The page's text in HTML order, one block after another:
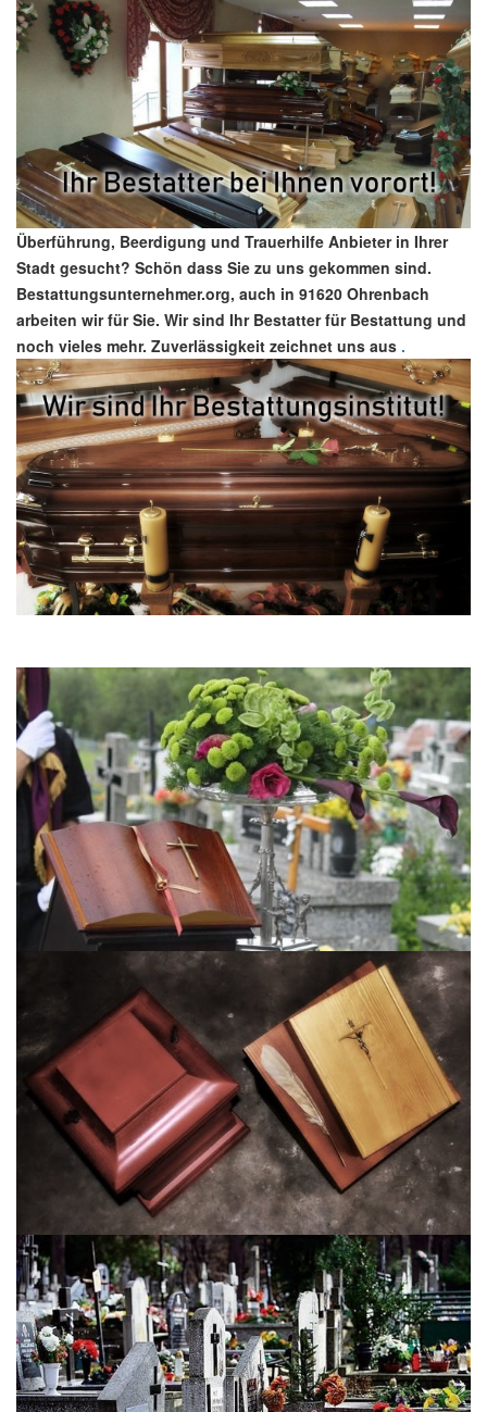
Überführung, Beerdigung und Trauerhilfe Anbieter in Ihrer
Stadt gesucht? Schön dass Sie zu uns gekommen sind.
Bestattungsunternehmer.org, auch in 91620 Ohrenbach
arbeiten wir für Sie. Wir sind Ihr Bestatter für Bestattung und
noch vieles mehr. Zuverlässigkeit zeichnet uns aus .